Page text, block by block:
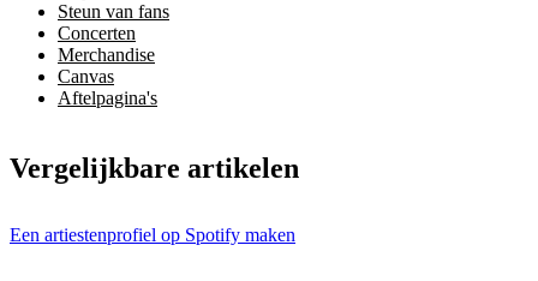
Steun van fans
Concerten
Merchandise
Canvas
Aftelpagina's
Vergelijkbare artikelen
Een artiestenprofiel op Spotify maken